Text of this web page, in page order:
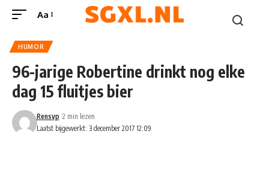
Aa
HUMOR
96-jarige Robertine drinkt nog elke
dag 15 fluitjes bier
Laatst bijgewerkt: 3 december 2017 12:09
Rensvp 2 min lezen